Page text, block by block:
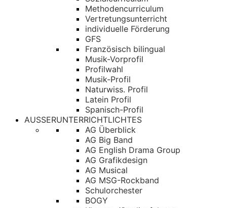
Methodencurriculum
Vertretungsunterricht
individuelle Förderung
GFS
Französisch bilingual
Musik-Vorprofil
Profilwahl
Musik-Profil
Naturwiss. Profil
Latein Profil
Spanisch-Profil
AUSSERUNTERRICHTLICHTES
AG Überblick
AG Big Band
AG English Drama Group
AG Grafikdesign
AG Musical
AG MSG-Rockband
Schulorchester
BOGY